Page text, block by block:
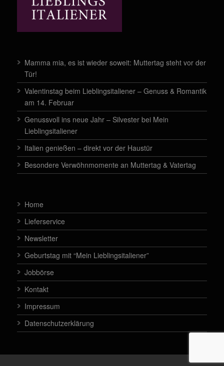
Mamma mia, es ist wieder soweit: Muttertag steht vor der
Tür!
Valentinstag beim Lieblingsitaliener – Genuss & Romantik
am 14. Februar
Genussvoll ins neue Jahr – Silvester bei Mein
Lieblingsitaliener
Italien genießen – direkt vor der Haustür
Besondere Verwöhnmomente an Muttertag & Vatertag
Home
Lieferservice
Newsletter
Geburtstag mit “Mein Lieblingsitaliener”
Jobbörse
Kontakt
Impressum
Datenschutzerklärung